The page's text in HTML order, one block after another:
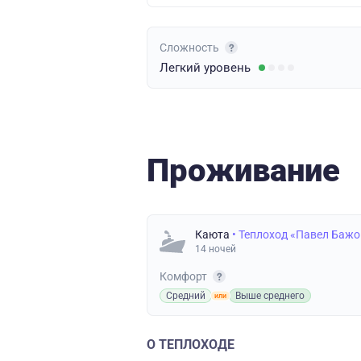
Сложность
Легкий уровень
Проживание
Каюта • Теплоход «Павел
14 ночей
Комфорт
Средний Выше среднего
О ТЕПЛОХОДЕ